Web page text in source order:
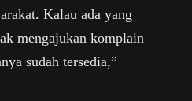
Kalau ada yang
mengajukan komplain
sudah tersedia,”